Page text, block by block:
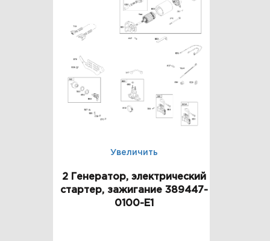
Увеличить
2 Генератор, электрический
стартер, зажигание 389447-
0100-E1